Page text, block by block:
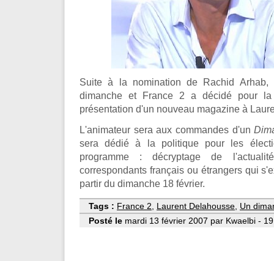
Suite à la nomination de Rachid
dimanche et France 2 a décidé pour
présentation d'un nouveau magazine à
L'animateur sera aux commandes d'un
sera dédié à la politique pour les
programme : décryptage de
correspondants français ou étrangers qui
partir du dimanche 18 février.
Tags : France 2 Laurent Delahousse Un
Posté le mardi 13 février 2007 par Kwaelbi -